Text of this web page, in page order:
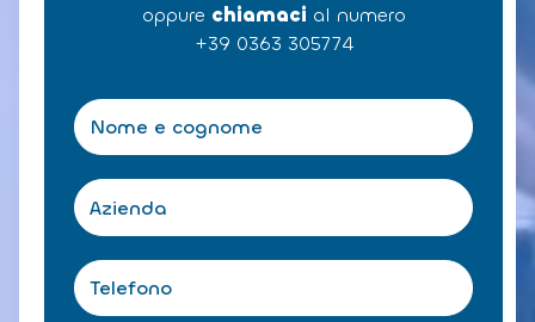
oppure chiamaci al numero
+39 0363 305774
N
o
m
e
e
c
g
n
A
z
e
n
d
T
e